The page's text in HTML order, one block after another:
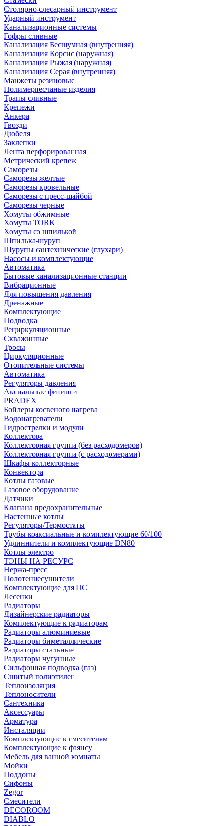
Столярно-слесарный инструмент
Ударный инструмент
Канализационные системы
Гофры сливные
Канализация Бесшумная (внутренняя)
Канализация Корсис (наружная)
Канализация Рыжая (наружная)
Канализация Серая (внутренняя)
Манжеты резиновые
Полимерпесчаные изделия
Трапы сливные
Крепежи
Анкера
Гвозди
Дюбеля
Заклепки
Лента перфорированная
Метрический крепеж
Саморезы
Саморезы желтые
Саморезы кровельные
Саморезы с пресс-шайбой
Саморезы черные
Хомуты обжимные
Хомуты TORK
Хомуты со шпилькой
Шпилька-шуруп
Шурупы сантехнические (глухари)
Насосы и комплектующие
Автоматика
Бытовые канализационные станции
Вибрационные
Для повышения давления
Дренажные
Комплектующие
Подводка
Рециркуляционные
Скважинные
Тросы
Циркуляционные
Отопительные системы
Автоматика
Регуляторы давления
Аксиальные фитинги
PRADEX
Бойлеры косвеного нагрева
Водонагреватели
Гидрострелки и модули
Коллектора
Коллекторная группа (без расходомеров)
Коллекторная группа (с расходомерами)
Шкафы коллекторные
Конвектора
Котлы газовые
Газовое оборудование
Датчики
Клапана предохранительные
Настенные котлы
Регуляторы/Термостаты
Трубы коаксиальные и комплектующие 60/100
Удлиннители и комплектующие DN80
Котлы электро
ТЭНЫ НА РЕСУРС
Нержа-пресс
Полотенцесушители
Комплектующие для ПС
Лесенки
Радиаторы
Дизайнерские радиаторы
Комплектующие к радиаторам
Радиаторы алюминиевые
Радиаторы биметаллические
Радиаторы стальные
Радиаторы чугунные
Сильфонная подводка (газ)
Сшитый полиэтилен
Теплоизоляция
Теплоносители
Сантехника
Аксессуары
Арматура
Инсталяции
Комплектующие к смесителям
Комплектующие к фаянсу
Мебель для ванной комнаты
Мойки
Поддоны
Сифоны
Zegor
Смесители
DECOROOM
DIABLO